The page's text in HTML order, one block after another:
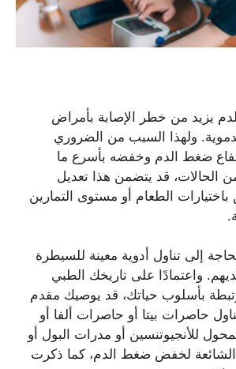
يزيد من خطر الإصابة بأمراض
ولهذا السبب من الضروري
ضغط الدم وخفضه بأسرع ما
الحالات، قد يتضمن هذا تعديل
باختيارات الطعام أو مستوى التمارين
إلى تناول أدوية معينة للسيطرة
واعتمادًا على تاريخك الطبي
بأسلوب حياتك، قد يوصيك مقدم
حاصرات بيتا أو حاصرات ألفا أو
للأنجيوتنسين أو مدرات البول أو
الشائعة لخفض ضغط الدم، كما ذكرت